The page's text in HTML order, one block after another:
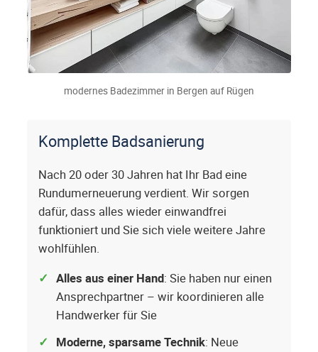
modernes Badezimmer in Bergen auf Rügen
Komplette Badsanierung
Nach 20 oder 30 Jahren hat Ihr Bad eine
Rundumerneuerung verdient. Wir sorgen
dafür, dass alles wieder einwandfrei
funktioniert und Sie sich viele weitere Jahre
wohlfühlen.
Alles aus einer Hand: Sie haben nur einen
Ansprechpartner – wir koordinieren alle
Handwerker für Sie
Moderne, sparsame Technik: Neue